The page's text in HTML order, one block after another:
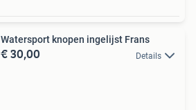
Watersport knopen ingelijst Frans
€ 30,00 Details